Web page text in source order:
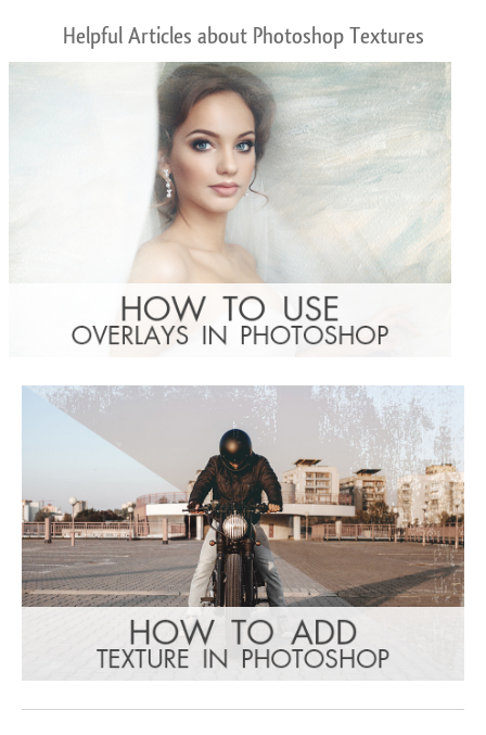
Helpful Articles about Photoshop Textures